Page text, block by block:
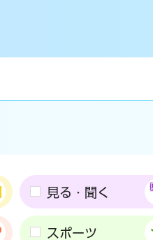
見る・聞く
スポーツ